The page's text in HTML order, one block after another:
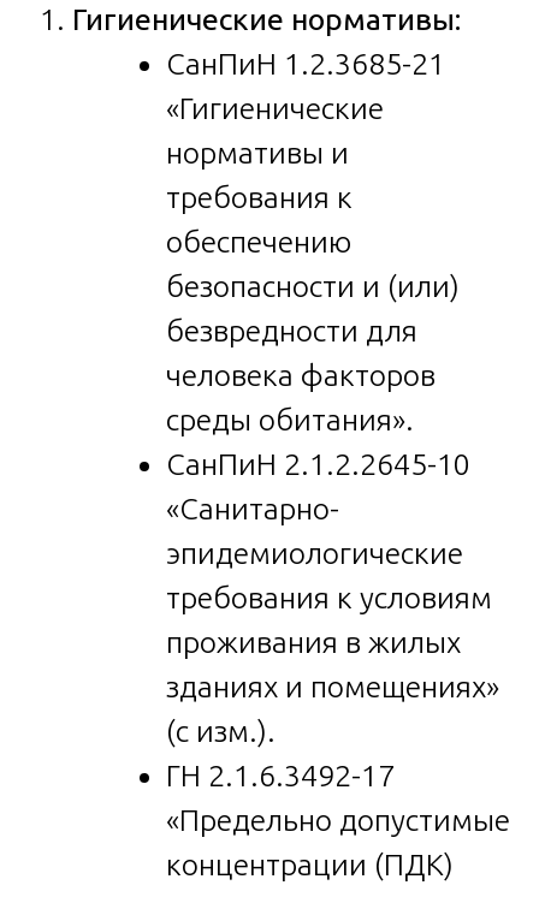
Гигиенические нормативы:
СанПиН 1.2.3685-21
«Гигиенические
нормативы и
требования к
обеспечению
безопасности и (или)
безвредности для
человека факторов
среды обитания».
СанПиН 2.1.2.2645-10
«Санитарно-
эпидемиологические
требования к условиям
проживания в жилых
зданиях и помещениях»
(с изм.).
ГН 2.1.6.3492-17
«Предельно допустимые
концентрации (ПДК)